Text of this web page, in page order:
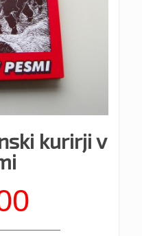
kurirji v